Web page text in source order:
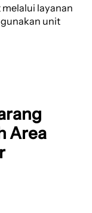
layanan
unit
Area